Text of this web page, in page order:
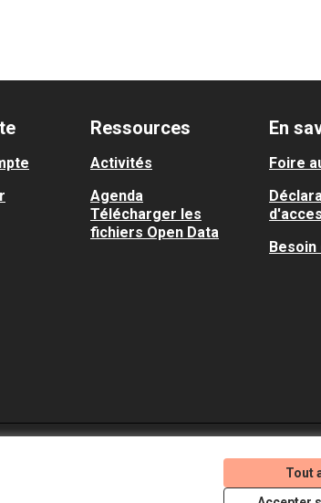
Tout
Ressources
Activités
Agenda
Télécharger les
fichiers Open Data
En
Foire
Besoin